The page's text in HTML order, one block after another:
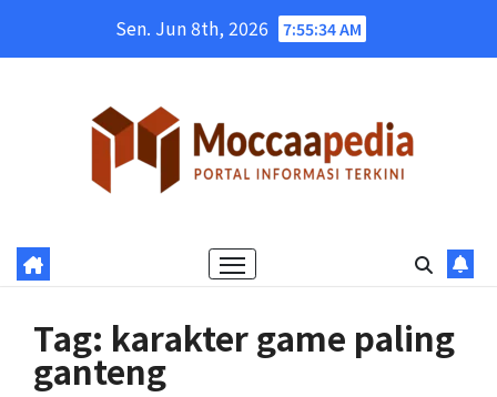
Sen. Jun 8th, 2026 7:55:35 AM
Tag: karakter game paling
ganteng